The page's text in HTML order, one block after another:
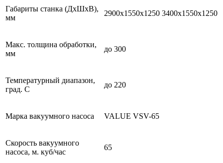
Габариты станка (ДxШxВ),
мм
2900х1550х1250 3400х1550х1250
Макс. толщина обработки,
мм
до 300
Температурный диапазон,
град. С
до 220
Марка вакуумного насоса VALUE VSV-65
Скорость вакуумного
насоса, м. куб/час
65